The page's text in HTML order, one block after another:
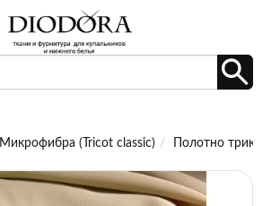
Микрофибра (Tricot classic) Полотно